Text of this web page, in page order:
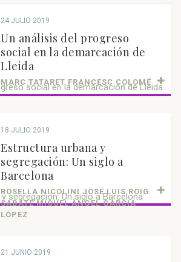
24 JULIO 2019
Un análisis del progreso
social en la demarcación de
Lleida
MARC TATARET FRANCESC COLOMÉ
18 JULIO 2019
Estructura urbana y
segregación: Un siglo a
Barcelona
ROSELLA NICOLINI JOSÉ LUIS ROIG
SABATÉ MIQUEL ÀNGEL GARCIA
LÓPEZ
21 JUNIO 2019